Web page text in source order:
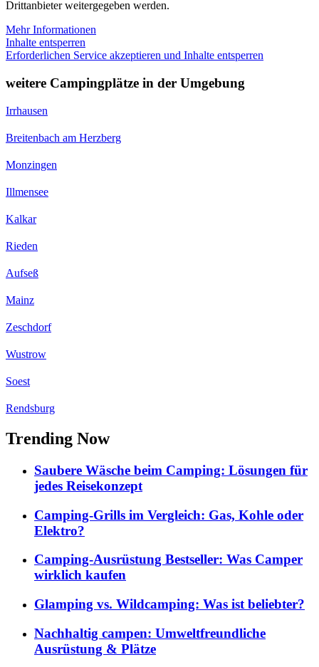
Drittanbieter weitergegeben werden.
Mehr Informationen
Inhalte entsperren
Erforderlichen Service akzeptieren und Inhalte entsperren
weitere Campingplätze in der Umgebung
Irrhausen
Breitenbach am Herzberg
Monzingen
Illmensee
Kalkar
Rieden
Aufseß
Mainz
Zeschdorf
Wustrow
Soest
Rendsburg
Trending Now
Saubere Wäsche beim Camping: Lösungen für
jedes Reisekonzept
Camping-Grills im Vergleich: Gas, Kohle oder
Elektro?
Camping-Ausrüstung Bestseller: Was Camper
wirklich kaufen
Glamping vs. Wildcamping: Was ist beliebter?
Nachhaltig campen: Umweltfreundliche
Ausrüstung & Plätze